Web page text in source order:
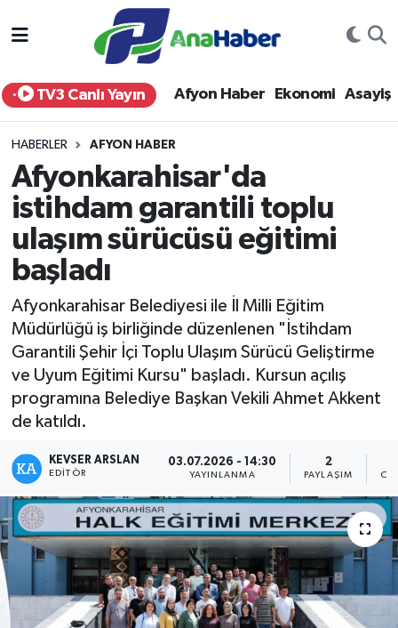
TV3 Canlı Yayın Afyon Haber Ekonomi Asayiş
HABERLER AFYON HABER
Afyonkarahisar'da
istihdam garantili toplu
ulaşım sürücüsü eğitimi
başladı
Afyonkarahisar Belediyesi ile İl Milli Eğitim
Müdürlüğü iş birliğinde düzenlenen "İstihdam
Garantili Şehir İçi Toplu Ulaşım Sürücü Geliştirme
ve Uyum Eğitimi Kursu" başladı. Kursun açılış
programına Belediye Başkan Vekili Ahmet Akkent
de katıldı.
KEVSER ARSLAN
EDITÖR
03.07.2026 - 14:30
YAYINLANMA
2
PAYLAŞIM
Yurt Haber
Afyon Haber
Siyaset
Spor
Sağlık
Teknoloji
Kültür - Sanat
Yaşam
Afyonkarahisar Nöbetçi Eczaneler
Afyonkarahisar Hava Durumu
Afyonkarahisar Trafik Yoğunluk Haritası
Süper Lig Puan Durumu ve Fikstür
Son Dakika Haberleri
Haber Arşivi